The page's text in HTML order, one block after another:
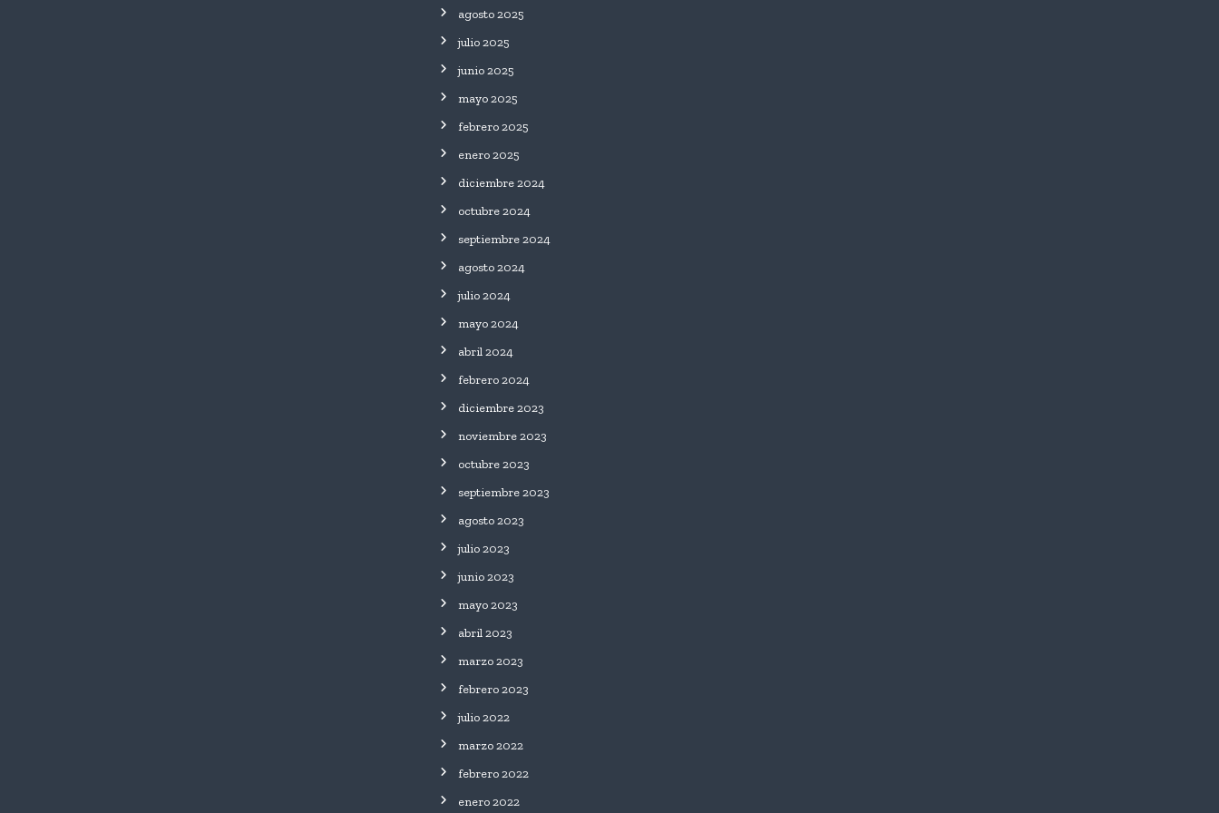
agosto 2025
julio 2025
junio 2025
mayo 2025
febrero 2025
enero 2025
diciembre 2024
octubre 2024
septiembre 2024
agosto 2024
julio 2024
mayo 2024
abril 2024
febrero 2024
diciembre 2023
noviembre 2023
octubre 2023
septiembre 2023
agosto 2023
julio 2023
junio 2023
mayo 2023
abril 2023
marzo 2023
febrero 2023
julio 2022
marzo 2022
febrero 2022
enero 2022